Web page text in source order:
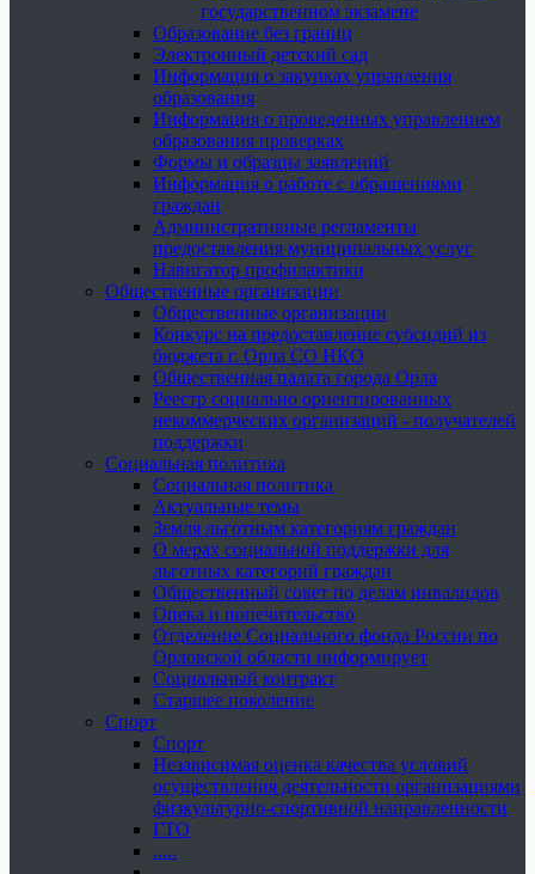
государственном экзамене
Образование без границ
Электронный детский сад
Информация о закупках управления
образования
Информация о проведенных управлением
образования проверках
Формы и образцы заявлений
Информация о работе с обращениями
граждан
Административные регламенты
предоставления муниципальных услуг
Навигатор профилактики
Общественные организации
Общественные организации
Конкурс на предоставление субсидий из
бюджета г. Орла СО НКО
Общественная палата города Орла
Реестр социально ориентированных
некоммерческих организаций - получателей
поддержки
Социальная политика
Социальная политика
Актуальные темы
Земля льготным категориям граждан
О мерах социальной поддержки для
льготных категорий граждан
Общественный совет по делам инвалидов
Опека и попечительство
Отделение Социального фонда России по
Орловской области информирует
Социальный контракт
Старшее поколение
Спорт
Спорт
Независимая оценка качества условий
осуществления деятельности организациями
физкультурно-спортивной направленности
ГТО
.....